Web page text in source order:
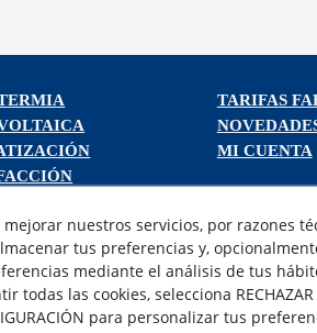
TARIFAS
MI CUENTA
¿QUIENES
AVISO
POLÍTICA
nuestros servicios, por razones
tus preferencias y,
mediante el análisis de tus
todas las cookies, selecciona
para personalizar tus